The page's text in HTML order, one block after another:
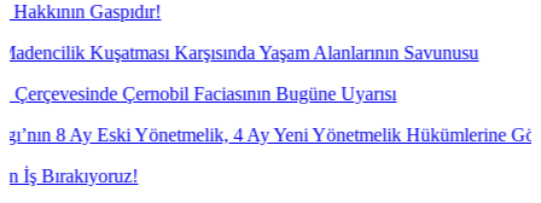
Karşısında Yaşam Alanlarının Savunusu
Faciasının Bugüne Uyarısı
Yönetmelik, 4 Ay Yeni Yönetmelik Hükümlerine Göre İşlem Tesis